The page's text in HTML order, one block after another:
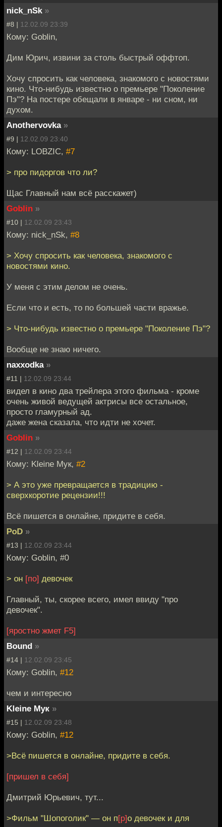
nick_nSk »
#8 | 12.02.09 23:39
Кому: Goblin,
Дим Юрич, извини за столь быстрый оффтоп.
Хочу спросить как человека, знакомого с новостями
кино. Что-нибудь известно о премьере "Поколение
Пэ"? На постере обещали в январе - ни сном, ни
духом.
Anothervovka »
#9 | 12.02.09 23:40
Кому: LOBZIC, #7
> про пидоргов что ли?
Щас Главный нам всё расскажет)
Goblin »
#10 | 12.02.09 23:43
Кому: nick_nSk, #8
> Хочу спросить как человека, знакомого с
новостями кино.
У меня с этим делом не очень.
Если что и есть, то по большей части вражье.
> Что-нибудь известно о премьере "Поколение Пэ"?
Вообще не знаю ничего.
naxxodka »
#11 | 12.02.09 23:44
видел в кино два трейлера этого фильма - кроме
очень живой ведущей актрисы все остальное,
просто гламурный ад.
даже жена сказала, что идти не хочет.
Goblin »
#12 | 12.02.09 23:44
Кому: Kleine Мук, #2
> А это уже превращается в традицию -
сверхкоротие рецензии!!!
Всё пишется в онлайне, придите в себя.
PoD »
#13 | 12.02.09 23:44
Кому: Goblin, #0
> он [по] девочек
Главный, ты, скорее всего, имел ввиду "про
девочек".
[яростно жмет F5]
Bound »
#14 | 12.02.09 23:45
Кому: Goblin, #12
чем и интересно
Kleine Мук »
#15 | 12.02.09 23:48
Кому: Goblin, #12
>Всё пишется в онлайне, придите в себя.
[пришел в себя]
Дмитрий Юрьевич, тут...
>Фильм "Шопоголик" — он п[р]о девочек и для